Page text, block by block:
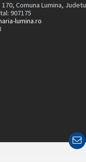
Comuna Lumina,
907175
lumina.ro